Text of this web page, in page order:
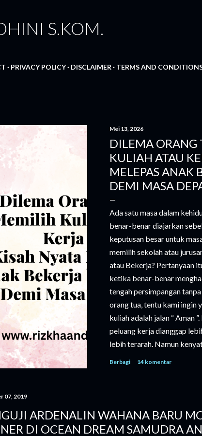
S.KOM.
PRIVACY POLICY DISCLAIMER TERMS AND
Mei 13, 2026
DILEMA
KULIAH ATAU
MELEPAS ANAK
DEMI MASA
Ada satu masa dalam
benar-benar diajarkan
keputusan besar untuk
memilih sekolah atau
atau Bekerja? Pertanyaan
ketika benar-benar
tengah persimpangan
orang tua, tentu kami ingin
kuliah adalah jalan “ Aman
peluang kerja dianggap
lebih terarah. Namun
kuliah semakin tinggi.
yang tidak kalah penting,
mimpi yang berbeda. Anak
Berbagi 14 komentar
07, 2019
ARDENALIN WAHANA BARU
DI OCEAN DREAM SAMUDRA